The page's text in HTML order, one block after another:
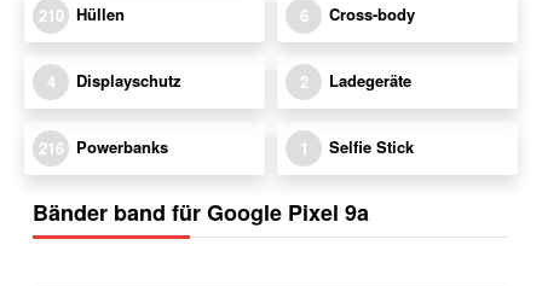
210 Hüllen 6 Cross-body
4 Displayschutz 2 Ladegeräte
216 Powerbanks 1 Selfie Stick
Bänder band für Google Pixel 9a